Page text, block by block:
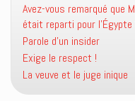
Avez-vous remarqué que
était reparti pour l’Égypte
Parole d’un insider
Exige le respect !
La veuve et le juge inique